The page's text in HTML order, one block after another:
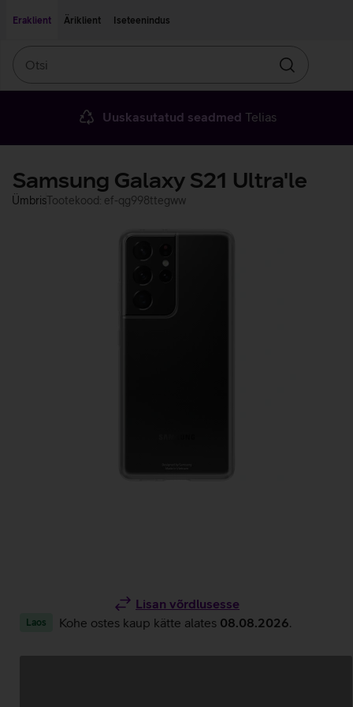
Eraklient
Äriklient Iseteenindus
Otsin
Uuskasutatud seadmed Telias
Samsung Galaxy S21 Ultra'le
ÜmbrisTootekood: ef-qg998ttegww
Lisan võrdlusesse
Laos Kohe ostes kaup kätte alates 08.08.2026